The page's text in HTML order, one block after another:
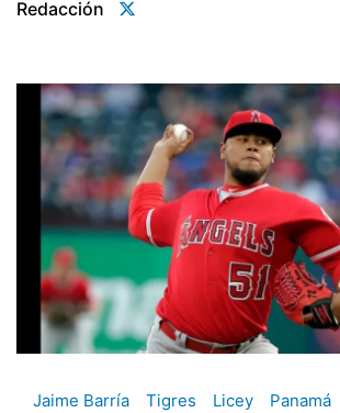
Redacción
Jaime Barría Tigres Licey Panamá